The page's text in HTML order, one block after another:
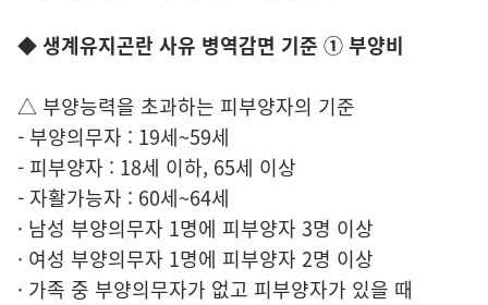
◆ 생계유지곤란 사유 병역감면 기준 ① 부양비
△ 부양능력을 초과하는 피부양자의 기준
- 부양의무자 : 19세~59세
- 피부양자 : 18세 이하, 65세 이상
- 자활가능자 : 60세~64세
· 남성 부양의무자 1명에 피부양자 3명 이상
· 여성 부양의무자 1명에 피부양자 2명 이상
· 가족 중 부양의무자가 없고 피부양자가 있을 때